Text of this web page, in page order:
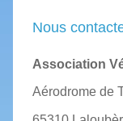
Nous
Association
Aérodrome de